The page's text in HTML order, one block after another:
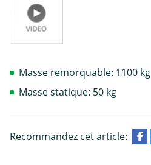
Masse remorquable: 1100 kg
Masse statique: 50 kg
Recommandez cet article: